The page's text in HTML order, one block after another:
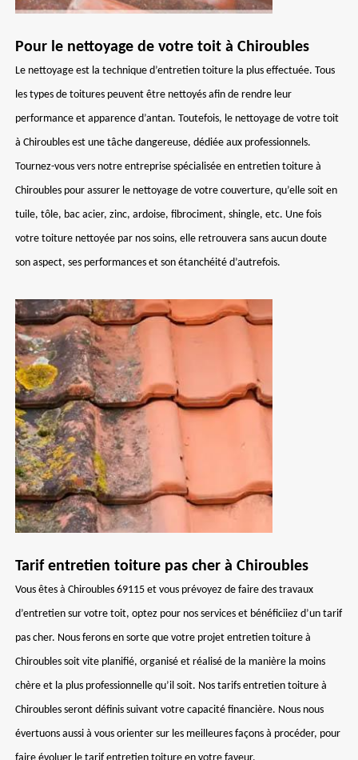
Pour le nettoyage de votre toit à Chiroubles
Le nettoyage est la technique d’entretien toiture la plus effectuée. Tous
les types de toitures peuvent être nettoyés afin de rendre leur
performance et apparence d’antan. Toutefois, le nettoyage de votre toit
à Chiroubles est une tâche dangereuse, dédiée aux professionnels.
Tournez-vous vers notre entreprise spécialisée en entretien toiture à
Chiroubles pour assurer le nettoyage de votre couverture, qu’elle soit en
tuile, tôle, bac acier, zinc, ardoise, fibrociment, shingle, etc. Une fois
votre toiture nettoyée par nos soins, elle retrouvera sans aucun doute
son aspect, ses performances et son étanchéité d’autrefois.
Tarif entretien toiture pas cher à Chiroubles
Vous êtes à Chiroubles 69115 et vous prévoyez de faire des travaux
d’entretien sur votre toit, optez pour nos services et bénéficiiez d’un tarif
pas cher. Nous ferons en sorte que votre projet entretien toiture à
Chiroubles soit vite planifié, organisé et réalisé de la manière la moins
chère et la plus professionnelle qu’il soit. Nos tarifs entretien toiture à
Chiroubles seront définis suivant votre capacité financière. Nous nous
évertuons aussi à vous orienter sur les meilleures façons à procéder, pour